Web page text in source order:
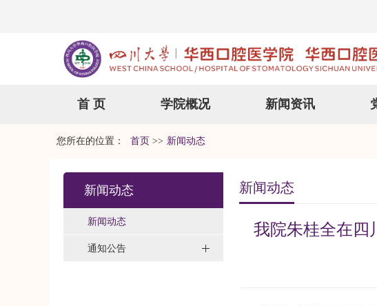
首 页 学院概况 新闻资讯
您所在的位置： 首页 >> 新闻动态
新闻动态
新闻动态
通知公告
新闻动态
我院朱桂全在四